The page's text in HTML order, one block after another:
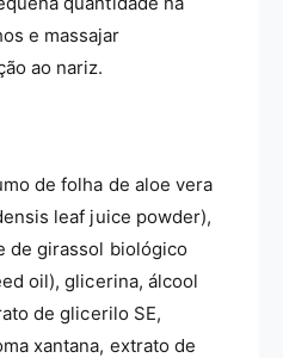
e massajar
ao nariz.
de folha de aloe vera
leaf juice powder),
de girassol biológico
oil), glicerina, álcool
de glicerilo SE,
xantana, extrato de